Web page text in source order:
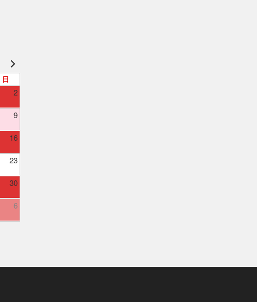
日
2
9
16
23
30
6